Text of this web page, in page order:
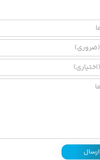
ارسال